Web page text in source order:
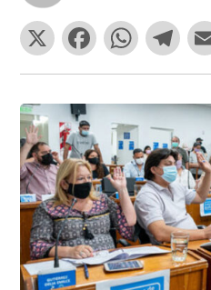
X
F
a
c
e
b
o
o
k
W
h
at
s
A
p
p
T
el
e
gr
a
m